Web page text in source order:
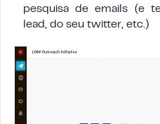
pesquisa de emails (e
lead, do seu twitter, etc.)